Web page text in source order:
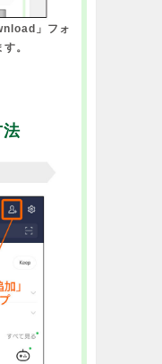
」フォ
。
法